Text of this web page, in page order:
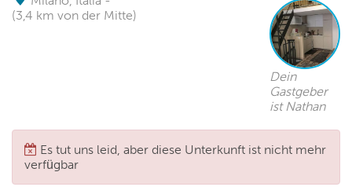
(3,4 km von der Mitte)
Dein
Gastgeber
ist Nathan
Es tut uns leid, aber diese Unterkunft ist nicht mehr
verfügbar